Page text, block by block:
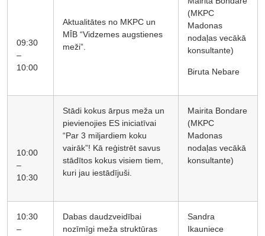
09:30
–
10:00
Aktualitātes no MKPC un
MĪB “Vidzemes augstienes
meži”.
(MKPC
Madonas
nodaļas vecākā
konsultante)
Biruta Nebare
10:00
–
10:30
Stādi kokus ārpus meža un
pievienojies ES iniciatīvai
“Par 3 miljardiem koku
vairāk”! Kā reģistrēt savus
stādītos kokus visiem tiem,
kuri jau iestādījuši.
Mairita Bondare
(MKPC
Madonas
nodaļas vecākā
konsultante)
10:30
–
Dabas daudzveidībai
nozīmīgi meža struktūras
Sandra
Ikauniece